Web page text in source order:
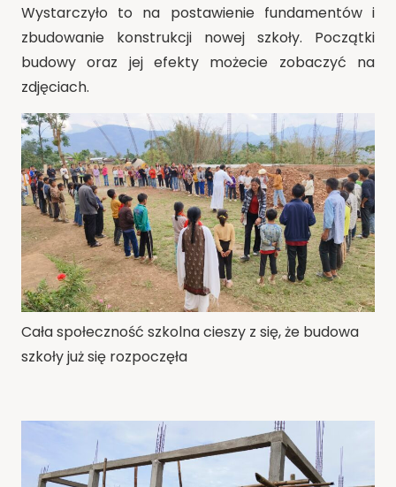
Wystarczyło to na postawienie fundamentów i
zbudowanie konstrukcji nowej szkoły. Początki
budowy oraz jej efekty możecie zobaczyć na
zdjęciach.
Cała społeczność szkolna cieszy z się, że budowa
szkoły już się rozpoczęła